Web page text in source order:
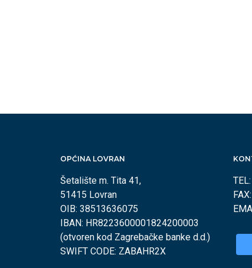
OPĆINA LOVRAN
Šetalište m. Tita 41,
51415 Lovran
OIB: 38513636075
IBAN: HR8223600001824200003
(otvoren kod Zagrebačke banke d.d.)
SWIFT CODE: ZABAHR2X